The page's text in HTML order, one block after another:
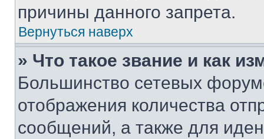
причины данного запрета.
Вернуться наверх
» Что такое звание и как
Большинство сетевых
отображения количества
сообщений, а также для